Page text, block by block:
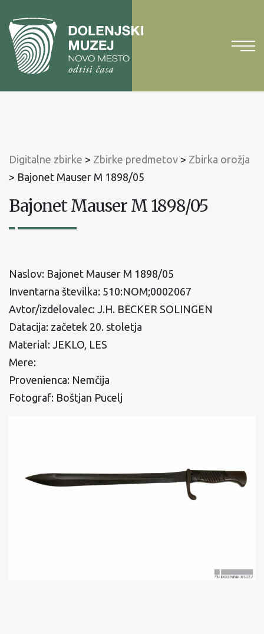
vsebinoNa
glavni
meni
Digitalne zbirke > Zbirke predmetov > Zbirka orožja
> Bajonet Mauser M 1898/05
Bajonet Mauser M 1898/05
Naslov: Bajonet Mauser M 1898/05
Inventarna številka: 510:NOM;0002067
Avtor/izdelovalec: J.H. BECKER SOLINGEN
Datacija: začetek 20. stoletja
Material: JEKLO, LES
Mere:
Provenienca: Nemčija
Fotograf: Boštjan Pucelj